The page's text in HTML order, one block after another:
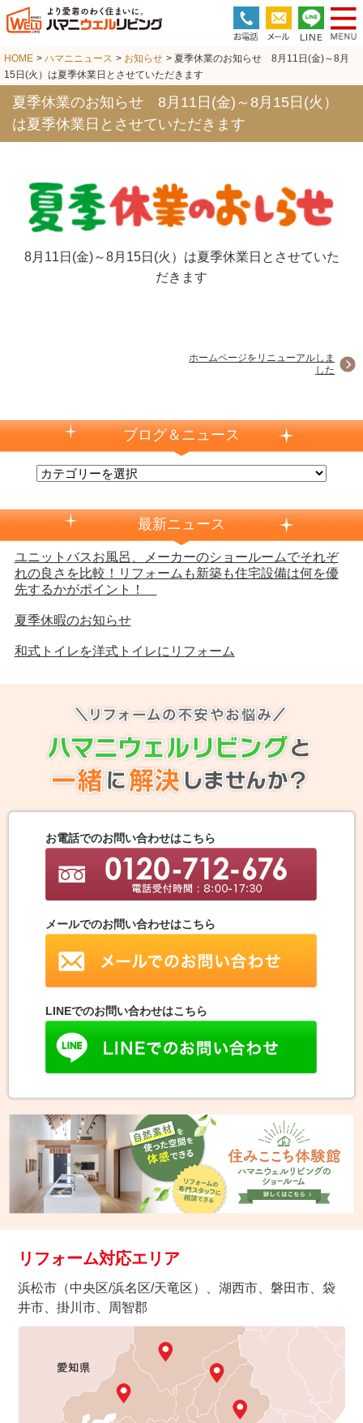
HOME > ハマニニュース > お知らせ > 夏季休業のお知らせ 8月11日(金)～8月
15日(火）は夏季休業日とさせていただきます
夏季休業のお知らせ 8月11日(金)～8月15日(火）
は夏季休業日とさせていただきます
8月11日(金)～8月15日(火）は夏季休業日とさせていた
だきます
ホームページをリニューアルしま
した
ブログ＆ニュース
最新ニュース
ユニットバスお風呂、メーカーのショールームでそれぞ
れの良さを比較！リフォームも新築も住宅設備は何を優
先するかがポイント！
夏季休暇のお知らせ
和式トイレを洋式トイレにリフォーム
お電話でのお問い合わせはこちら
メールでのお問い合わせはこちら
LINEでのお問い合わせはこちら
リフォーム対応エリア
浜松市（中央区/浜名区/天竜区）、湖西市、磐田市、袋
井市、掛川市、周智郡